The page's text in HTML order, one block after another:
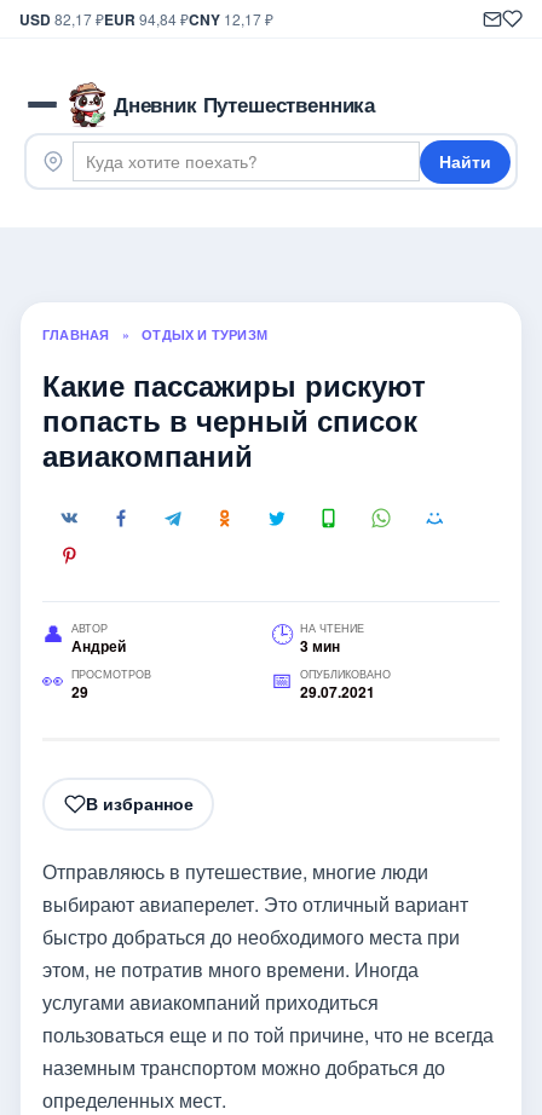
USD82,17 ₽EUR 94,84 ₽CNY 12,17 ₽
Дневник Путешественника
Найти
ГЛАВНАЯ » ОТДЫХ И ТУРИЗМ
Какие пассажиры рискуют
попасть в черный список
авиакомпаний
АВТОР
Андрей
НА ЧТЕНИЕ
3 мин
ПРОСМОТРОВ
29
ОПУБЛИКОВАНО
29.07.2021
В избранное
Отправляюсь в путешествие, многие люди
выбирают авиаперелет. Это отличный вариант
быстро добраться до необходимого места при
этом, не потратив много времени. Иногда
услугами авиакомпаний приходиться
пользоваться еще и по той причине, что не всегда
наземным транспортом можно добраться до
определенных мест.